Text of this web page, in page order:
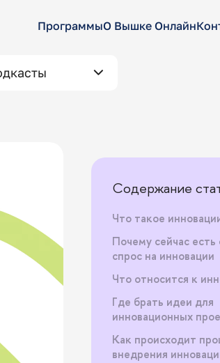
ПрограммыО Вышке Онлайн
Содержание
Что такое
Почему сейчас есть
спрос на инновации
Что относится к
Где брать идеи для
инновационных
Как происходит
внедрения